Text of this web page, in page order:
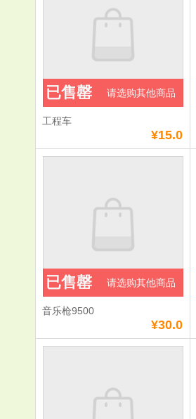
工程车
¥15.0
已售罄 请选购其他商品
音乐枪9500
¥30.0
已售罄 请选购其他商品